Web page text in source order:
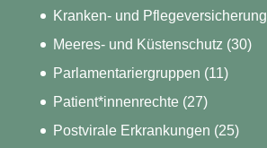
Kranken- und Pflegeversicherung
Meeres- und Küstenschutz (30)
Parlamentariergruppen (11)
Patient*innenrechte(27)
Postvirale Erkrankungen (25)